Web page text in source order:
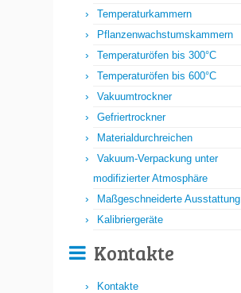
Temperaturkammern
Pflanzenwachstumskammern
Temperaturöfen bis 300°C
Temperaturöfen bis 600°C
Vakuumtrockner
Gefriertrockner
Materialdurchreichen
Vakuum-Verpackung unter
modifizierter Atmosphäre
Maßgeschneiderte Ausstattung
Kalibriergeräte
Kontakte
Kontakte